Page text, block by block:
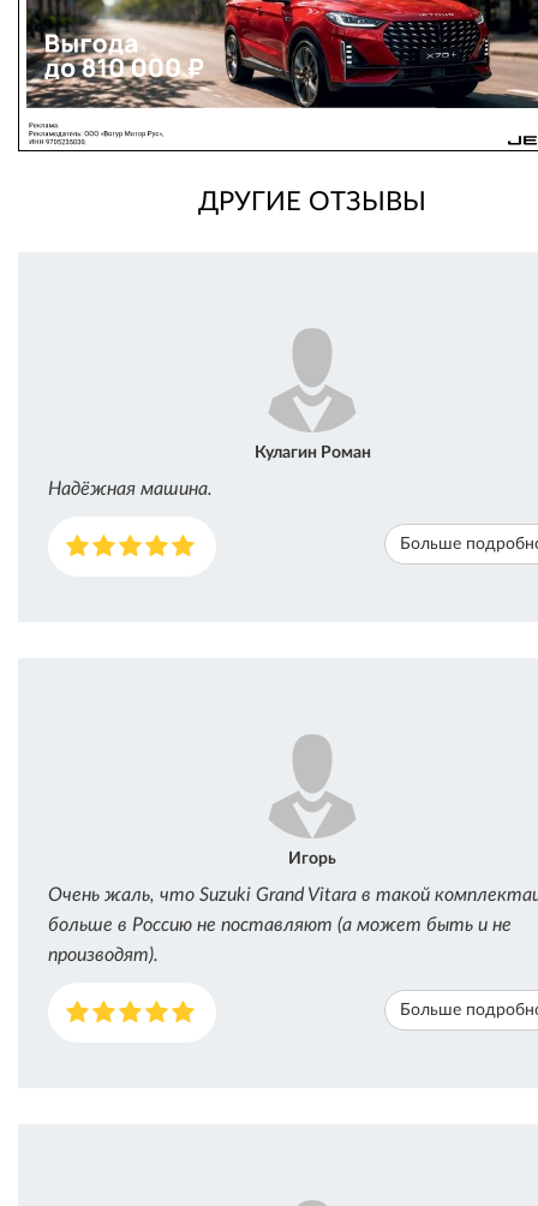
ДРУГИЕ ОТЗЫВЫ
Кулагин Роман
Надёжная машина.
Больше
Игорь
Очень жаль, что Suzuki Grand Vitara в такой
больше в Россию не поставляют (а может быть и не
производят).
Больше